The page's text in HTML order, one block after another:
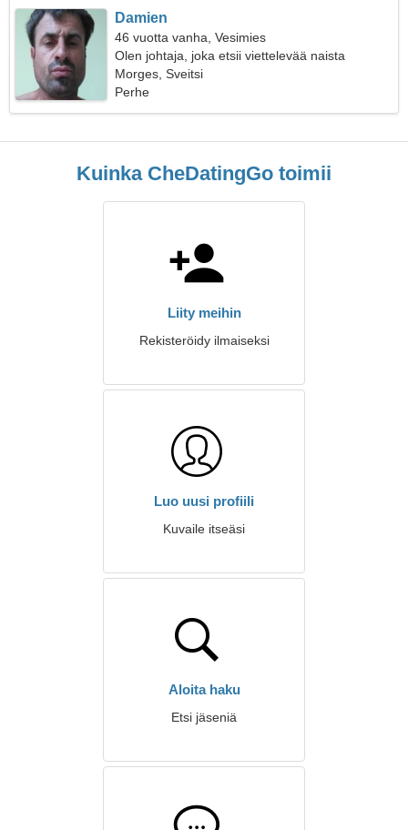
Damien
46 vuotta vanha, Vesimies
Olen johtaja, joka etsii viettelevää naista
Morges, Sveitsi
Perhe
Kuinka CheDatingGo toimii
Liity meihin
Rekisteröidy ilmaiseksi
Luo uusi profiili
Kuvaile itseäsi
Aloita haku
Etsi jäseniä